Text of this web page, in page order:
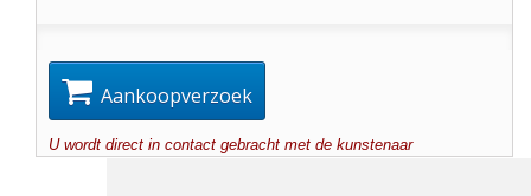
Aankoopverzoek
U wordt direct in contact gebracht met de kunstenaar